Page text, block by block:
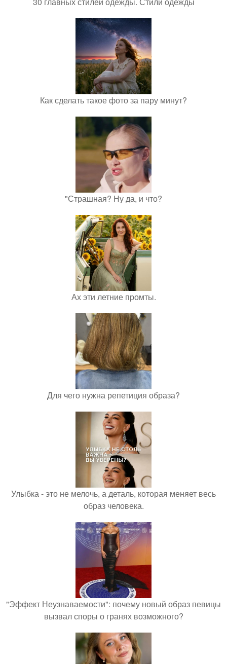
Как сделать такое фото за пару минут?
"Страшная? Ну да, и что?
Ах эти летние промты.
Для чего нужна репетиция образа?
Улыбка - это не мелочь, а деталь, которая меняет весь
образ человека.
"Эффект Неузнаваемости": почему новый образ певицы
вызвал споры о гранях возможного?